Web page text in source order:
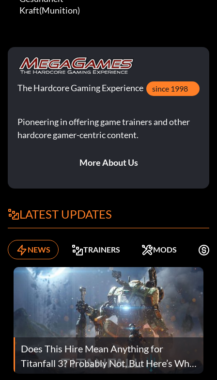
        Kraft(Munition)
The Hardcore Gaming Experience since 1998
Pioneering in offering game trainers and other
hardcore gamer-centric content.
More About Us
LATEST UPDATES
NEWS TRAINERS MODS
Does This Hire Mean Anything for
Titanfall 3? Probably Not, But Here’s Why
Fans Are Hopeful